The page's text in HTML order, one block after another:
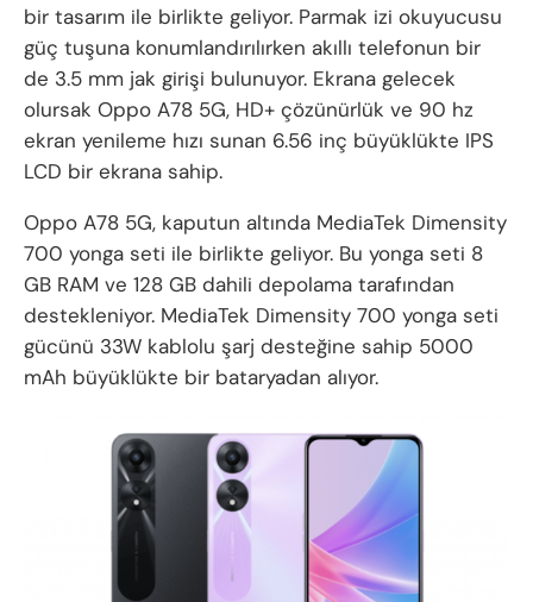
bir tasarım ile birlikte geliyor. Parmak izi okuyucusu
güç tuşuna konumlandırılırken akıllı telefonun bir
de 3.5 mm jak girişi bulunuyor. Ekrana gelecek
olursak Oppo A78 5G, HD+ çözünürlük ve 90 hz
ekran yenileme hızı sunan 6.56 inç büyüklükte IPS
LCD bir ekrana sahip.
Oppo A78 5G, kaputun altında MediaTek Dimensity
700 yonga seti ile birlikte geliyor. Bu yonga seti 8
GB RAM ve 128 GB dahili depolama tarafından
destekleniyor. MediaTek Dimensity 700 yonga seti
gücünü 33W kablolu şarj desteğine sahip 5000
mAh büyüklükte bir bataryadan alıyor.